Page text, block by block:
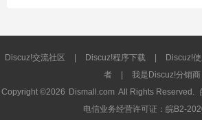
Discuz!交流社区 Discuz!程序下载 Discuz!
者
我是Discuz!分销商
Copyright ©2026 Dismall.com All Rights Reserved.
电信业务经营许可证：皖B2-